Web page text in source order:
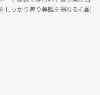
しっかり遮り美観を損ねる心配